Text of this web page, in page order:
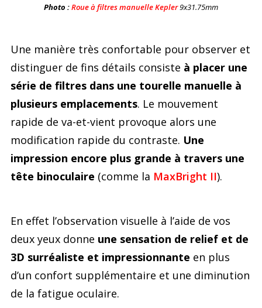
Photo :Roue à filtres manuelle Kepler9x31.75mm
Une manière très confortable pour observer et
distinguer de fins détails consiste à placer une
série de filtres dans une tourelle manuelle à
plusieurs emplacements. Le mouvement
rapide de va-et-vient provoque alors une
modification rapide du contraste. Une
impression encore plus grande à travers une
tête binoculaire (comme la MaxBright II).
En effet l’observation visuelle à l’aide de vos
deux yeux donne une sensation de relief et de
3D surréaliste et impressionnante en plus
d’un confort supplémentaire et une diminution
de la fatigue oculaire.